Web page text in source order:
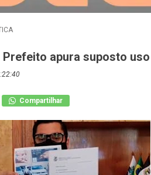
Prefeito apura suposto
Compartilhar